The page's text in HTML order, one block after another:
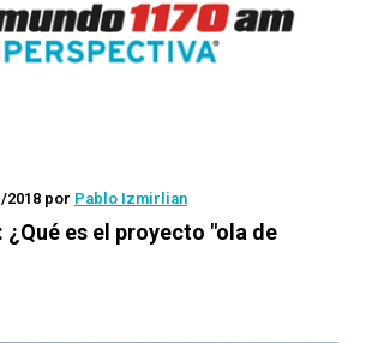
2018 por Pablo Izmirlian
¿Qué es el proyecto "ola de